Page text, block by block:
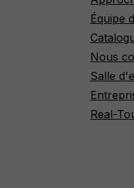
Équipe
Nous
Salle
Real-